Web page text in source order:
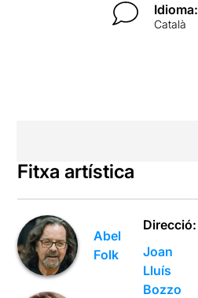
Idioma:
Català
Fitxa artística
Abel
Folk
Direcció:
Joan
Lluís
Bozzo